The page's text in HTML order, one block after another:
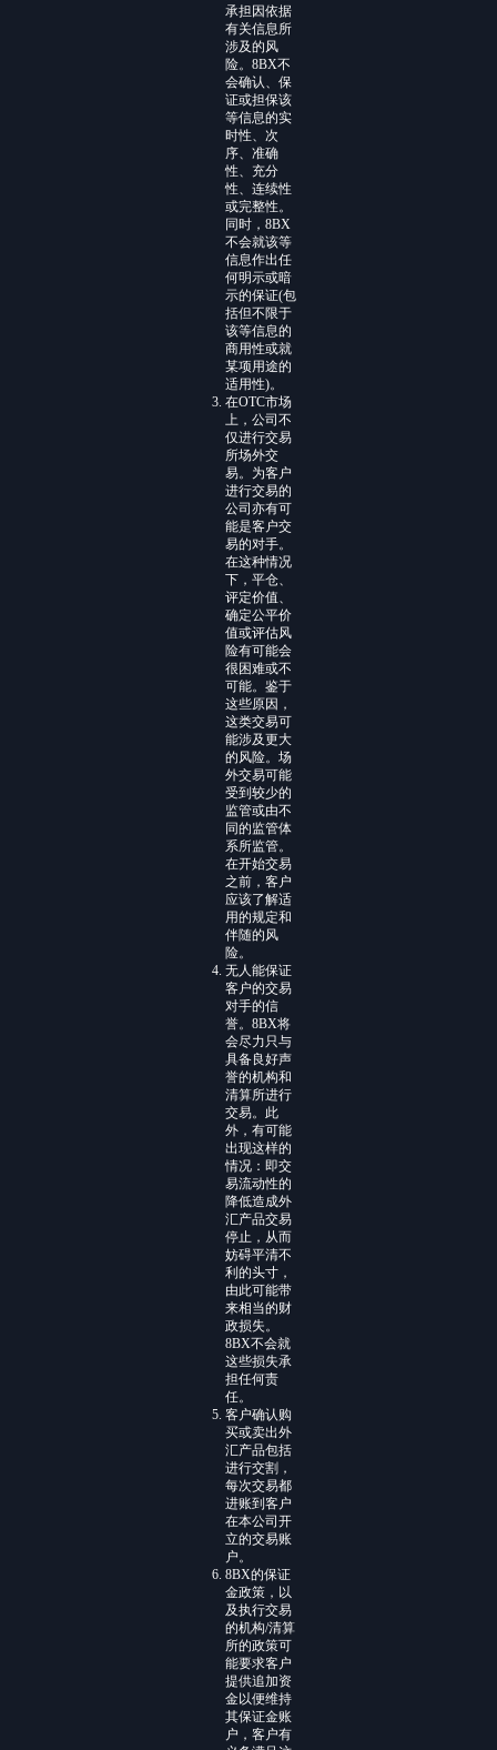
承担因依据
有关信息所
涉及的风
险。8BX不
会确认、保
证或担保该
等信息的实
时性、次
序、准确
性、充分
性、连续性
或完整性。
同时，8BX
不会就该等
信息作出任
何明示或暗
示的保证(包
括但不限于
该等信息的
商用性或就
某项用途的
适用性)。
在OTC市场
上，公司不
仅进行交易
所场外交
易。为客户
进行交易的
公司亦有可
能是客户交
易的对手。
在这种情况
下，平仓、
评定价值、
确定公平价
值或评估风
险有可能会
很困难或不
可能。鉴于
这些原因，
这类交易可
能涉及更大
的风险。场
外交易可能
受到较少的
监管或由不
同的监管体
系所监管。
在开始交易
之前，客户
应该了解适
用的规定和
伴随的风
险。
无人能保证
客户的交易
对手的信
誉。8BX将
会尽力只与
具备良好声
誉的机构和
清算所进行
交易。此
外，有可能
出现这样的
情况：即交
易流动性的
降低造成外
汇产品交易
停止，从而
妨碍平清不
利的头寸，
由此可能带
来相当的财
政损失。
8BX不会就
这些损失承
担任何责
任。
客户确认购
买或卖出外
汇产品包括
进行交割，
每次交易都
进账到客户
在本公司开
立的交易账
户。
8BX的保证
金政策，以
及执行交易
的机构/清算
所的政策可
能要求客户
提供追加资
金以便维持
其保证金账
户，客户有